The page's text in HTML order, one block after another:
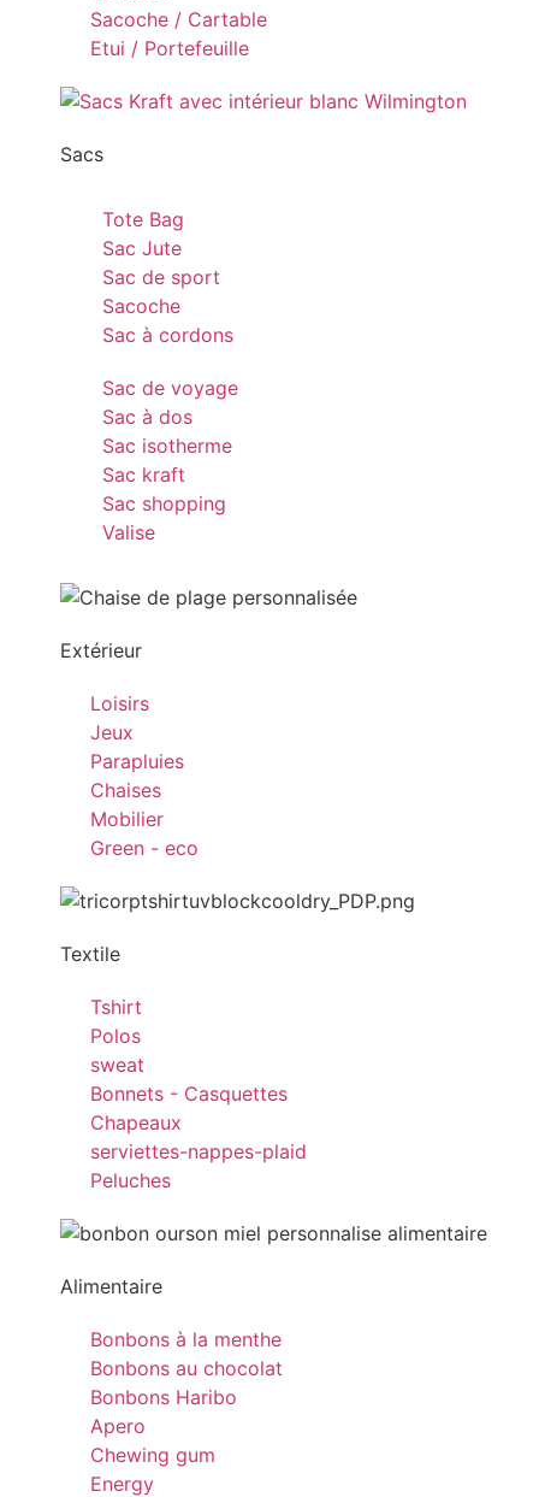
Sacoche / Cartable
Etui / Portefeuille
Sacs
Tote Bag
Sac Jute
Sac de sport
Sacoche
Sac à cordons
Sac de voyage
Sac à dos
Sac isotherme
Sac kraft
Sac shopping
Valise
Extérieur
Loisirs
Jeux
Parapluies
Chaises
Mobilier
Green - eco
Textile
Tshirt
Polos
sweat
Bonnets - Casquettes
Chapeaux
serviettes-nappes-plaid
Peluches
Alimentaire
Bonbons à la menthe
Bonbons au chocolat
Bonbons Haribo
Apero
Chewing gum
Energy